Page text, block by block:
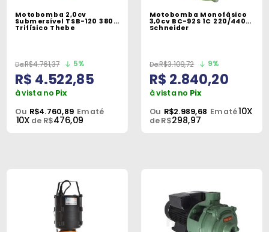
Motobomba 2,0cv
Submersível TSB-120 380V
Trifísico Thebe
R$4.761,37 5%
R$ 4.522,85
à vista no Pix
Ou R$4.760,89 Em até
10X de R$476,09
Motobomba Monofásico
3,0cv BC-92S 1C 220/440V
Schneider
R$3.109,72 9%
R$ 2.840,20
à vista no Pix
Ou R$2.989,68 Em até10X
de R$298,97